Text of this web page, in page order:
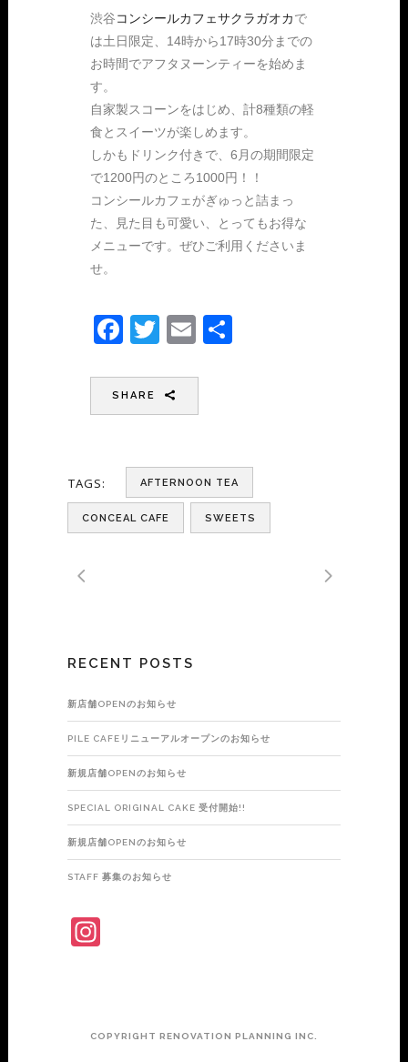
渋谷コンシールカフェサクラガオカで
は土日限定、14時から17時30分までの
お時間でアフタヌーンティーを始めま
す。
自家製スコーンをはじめ、計8種類の軽
食とスイーツが楽しめます。
しかもドリンク付きで、6月の期間限定
で1200円のところ1000円！！
コンシールカフェがぎゅっと詰まっ
た、見た目も可愛い、とってもお得な
メニューです。ぜひご利用くださいま
せ。
Facebook
TwitterEmail
SHARE
TAGS: AFTERNOON TEA
CONCEAL CAFE SWEETS
RECENT POSTS
新店舗OPENのお知らせ
PILE CAFEリニューアルオープンのお知らせ
新規店舗OPENのお知らせ
SPECIAL ORIGINAL CAKE 受付開始!!
新規店舗OPENのお知らせ
STAFF 募集のお知らせ
COPYRIGHT RENOVATION PLANNING INC.